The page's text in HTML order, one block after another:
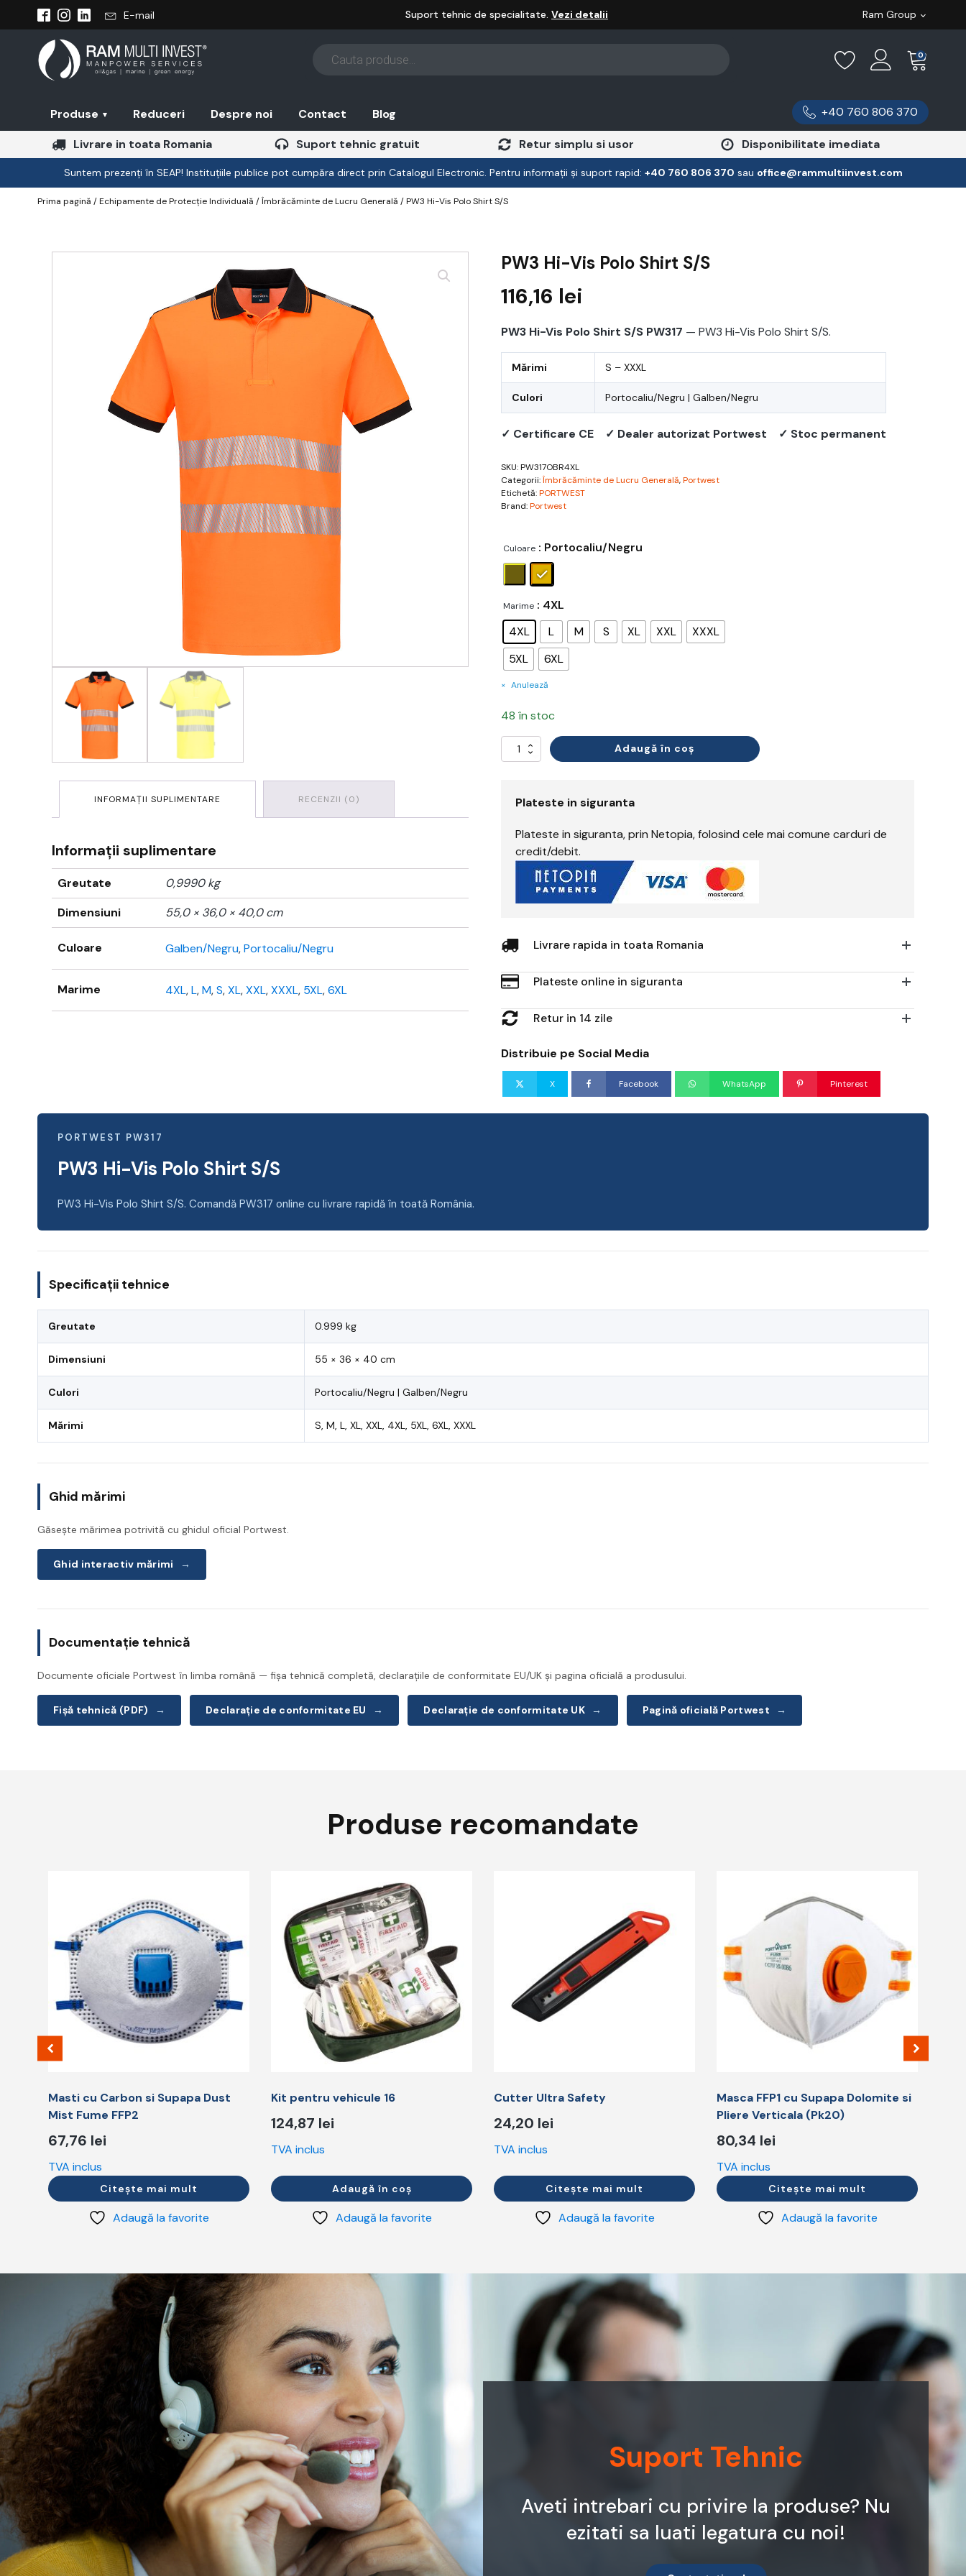
E-mail Suport tehnic de specialitate.Vezi detalii Ram Group
Products
search
0
Produse ▾ Reduceri Despre noi Contact Blog +40 760 806 370
Livrare in toata Romania Suport tehnic gratuit Retur simplu si usor Disponibilitate imediata
Suntem prezenți în SEAP! Instituțiile publice pot cumpăra direct prin Catalogul Electronic. Pentru informații și suport rapid: ‪+40 760 806 370 ‬ sau office@rammultiinvest.com
Prima pagină /Echipamente de Protecție Individuală /Îmbrăcăminte de Lucru Generală / PW3 Hi-Vis Polo Shirt S/S
INFORMAȚII SUPLIMENTARE RECENZII (0)
Informații suplimentare
Greutate
0,9990 kg
Dimensiuni
55,0 × 36,0 × 40,0 cm
Culoare Galben/Negru,Portocaliu/Negru
Marime 4XL,L,M,S,XL,XXL,XXXL, 5XL,6XL
PW3 Hi-Vis Polo Shirt S/S
116,16 lei
PW3 Hi-Vis Polo Shirt S/S PW317 — PW3 Hi-Vis Polo Shirt S/S.
Mărimi S – XXXL
Culori Portocaliu/Negru | Galben/Negru
✓ Certificare CE ✓ Dealer autorizat Portwest ✓ Stoc permanent
SKU:PW317OBR4XL
Categorii:Îmbrăcăminte de Lucru Generală,Portwest
Etichetă:PORTWEST
Brand:Portwest
Culoare : Portocaliu/Negru
Marime : 4XL
4XL
L M S XL XXL
XXXL
5XL
6XL
Anulează
48 în stoc
Cantitate
PW3
Polo
Adaugă în coș
Plateste in siguranta
Plateste in siguranta, prin Netopia, folosind cele mai comune carduri de
credit/debit.
Livrare rapida in toata Romania
Plateste online in siguranta
Retur in 14 zile
Distribuie pe Social Media
X Facebook WhatsApp Pinterest
PORTWEST PW317
PW3 Hi-Vis Polo Shirt S/S
PW3 Hi-Vis Polo Shirt S/S. Comandă PW317 online cu livrare rapidă în toată România.
Specificații tehnice
Greutate 0.999 kg
Dimensiuni 55 × 36 × 40 cm
Culori Portocaliu/Negru | Galben/Negru
Mărimi S, M, L, XL, XXL, 4XL, 5XL, 6XL, XXXL
Ghid mărimi
Găsește mărimea potrivită cu ghidul oficial Portwest.
Ghid interactiv mărimi →
Documentație tehnică
Documente oficiale Portwest în limba română — fișa tehnică completă, declarațiile de conformitate EU/UK și pagina oficială a produsului.
Fișă tehnică (PDF) → Declarație de conformitate EU → Declarație de conformitate UK → Pagină oficială Portwest →
Produse recomandate
Masti cu Carbon si Supapa Dust
Mist Fume FFP2
67,76 lei
TVA inclus
Citește mai mult
Adaugă la favorite
Kit pentru vehicule 16
124,87 lei
TVA inclus
Adaugă în coș
Adaugă la favorite
Cutter Ultra Safety
24,20 lei
TVA inclus
Citește mai mult
Adaugă la favorite
Masca FFP1 cu Supapa Dolomite si
Pliere Verticala (Pk20)
80,34 lei
TVA inclus
Citește mai mult
Adaugă la favorite
Suport Tehnic
Aveti intrebari cu privire la produse? Nu
ezitati sa luati legatura cu noi!